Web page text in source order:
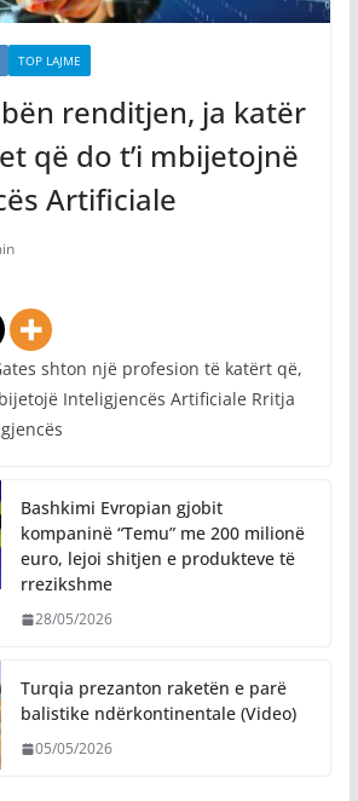
TOP LAJME
renditjen, ja katër
që do t’i mbijetojnë
Artificiale
shton një profesion të katërt që,
Inteligjencës Artificiale Rritja
Bashkimi Evropian gjobit
kompaninë “Temu” me 200 milionë
euro, lejoi shitjen e produkteve të
rrezikshme
28/05/2026
Turqia prezanton raketën e parë
balistike ndërkontinentale (Video)
05/05/2026